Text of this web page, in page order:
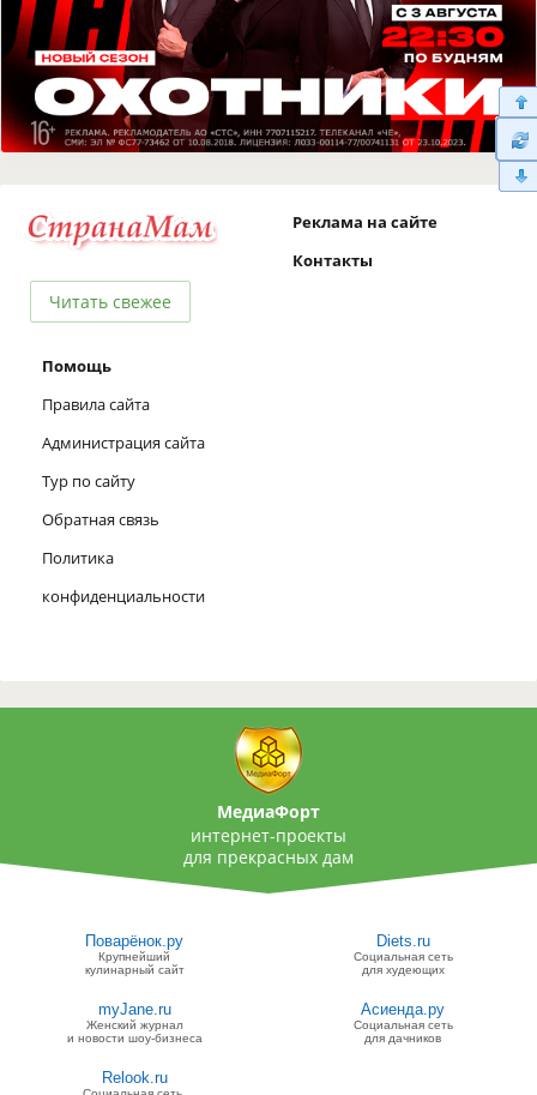
Читать свежее
Реклама на сайте
Контакты
Помощь
Правила сайта
Администрация сайта
Тур по сайту
Обратная связь
Политика
конфиденциальности
МедиаФорт
интернет-проекты
для прекрасных дам
Поварёнок.ру
Крупнейший
кулинарный сайт
Diets.ru
Социальная сеть
для худеющих
myJane.ru
Женский журнал
и новости шоу-бизнеса
Асиенда.ру
Социальная сеть
для дачников
Relook.ru